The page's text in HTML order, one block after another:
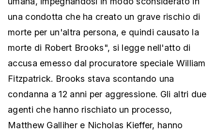
una condotta che ha creato un grave rischio di
morte per un'altra persona, e quindi causato la
morte di Robert Brooks", si legge nell'atto di
accusa emesso dal procuratore speciale William
Fitzpatrick. Brooks stava scontando una
condanna a 12 anni per aggressione. Gli altri due
agenti che hanno rischiato un processo,
Matthew Galliher e Nicholas Kieffer, hanno